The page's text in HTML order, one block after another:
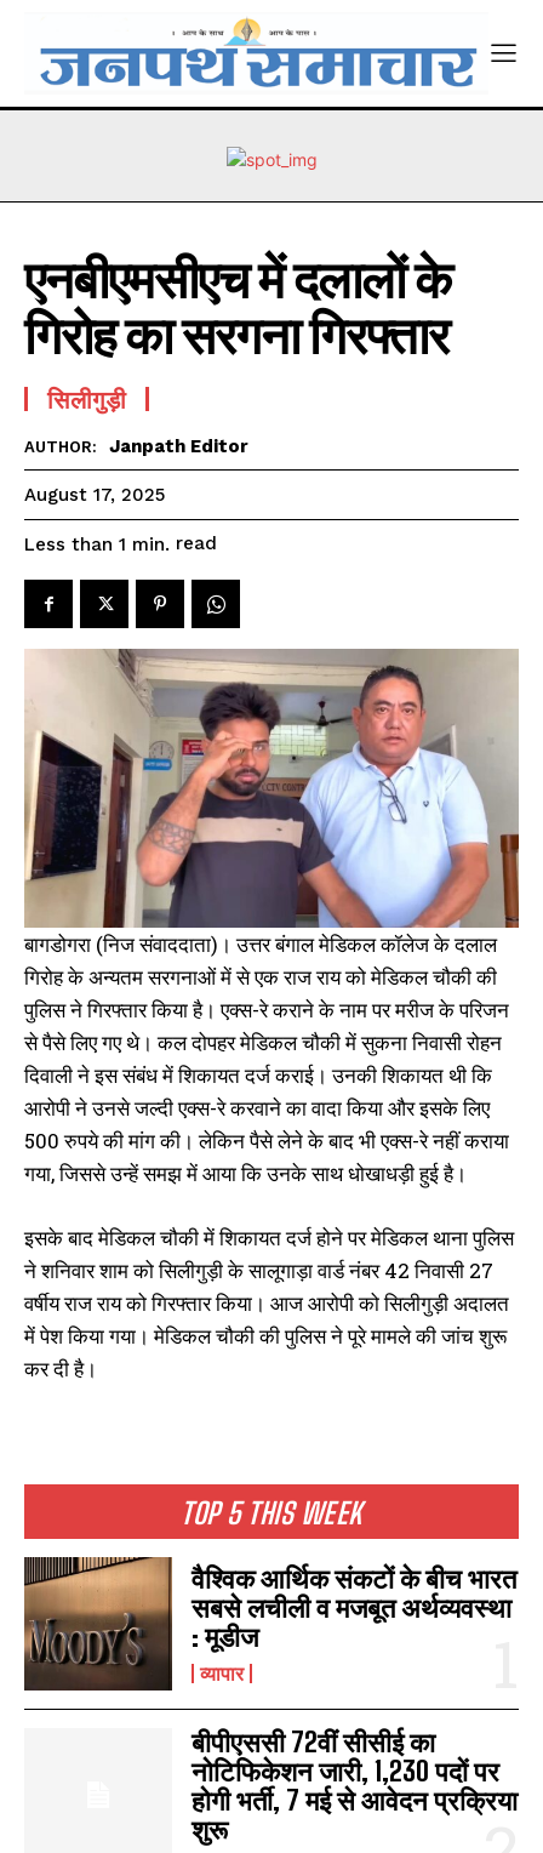
TOP 5 THIS WEEK
वैश्विक आर्थिक संकटों के बीच भारत
सबसे लचीली व मजबूत अर्थव्यवस्था
: मूडीज
व्यापार
बीपीएससी 72वीं सीसीई का
नोटिफिकेशन जारी, 1,230 पदों पर
होगी भर्ती, 7 मई से आवेदन प्रक्रिया
शुरू
एनबीएमसीएच में दलालों के
गिरोह का सरगना गिरफ्तार
सिलीगुड़ी
AUTHOR: Janpath Editor
August 17, 2025
Less than 1 min. read
बागडोगरा (निज संवाददाता)। उत्तर बंगाल मेडिकल कॉलेज के दलाल
गिरोह के अन्यतम सरगनाओं में से एक राज राय को मेडिकल चौकी की
पुलिस ने गिरफ्तार किया है। एक्स-रे कराने के नाम पर मरीज के परिजन
से पैसे लिए गए थे। कल दोपहर मेडिकल चौकी में सुकना निवासी रोहन
दिवाली ने इस संबंध में शिकायत दर्ज कराई। उनकी शिकायत थी कि
आरोपी ने उनसे जल्दी एक्स-रे करवाने का वादा किया और इसके लिए
500 रुपये की मांग की। लेकिन पैसे लेने के बाद भी एक्स-रे नहीं कराया
गया, जिससे उन्हें समझ में आया कि उनके साथ धोखाधड़ी हुई है।
इसके बाद मेडिकल चौकी में शिकायत दर्ज होने पर मेडिकल थाना पुलिस
ने शनिवार शाम को सिलीगुड़ी के सालूगाड़ा वार्ड नंबर 42 निवासी 27
वर्षीय राज राय को गिरफ्तार किया। आज आरोपी को सिलीगुड़ी अदालत
में पेश किया गया। मेडिकल चौकी की पुलिस ने पूरे मामले की जांच शुरू
कर दी है।